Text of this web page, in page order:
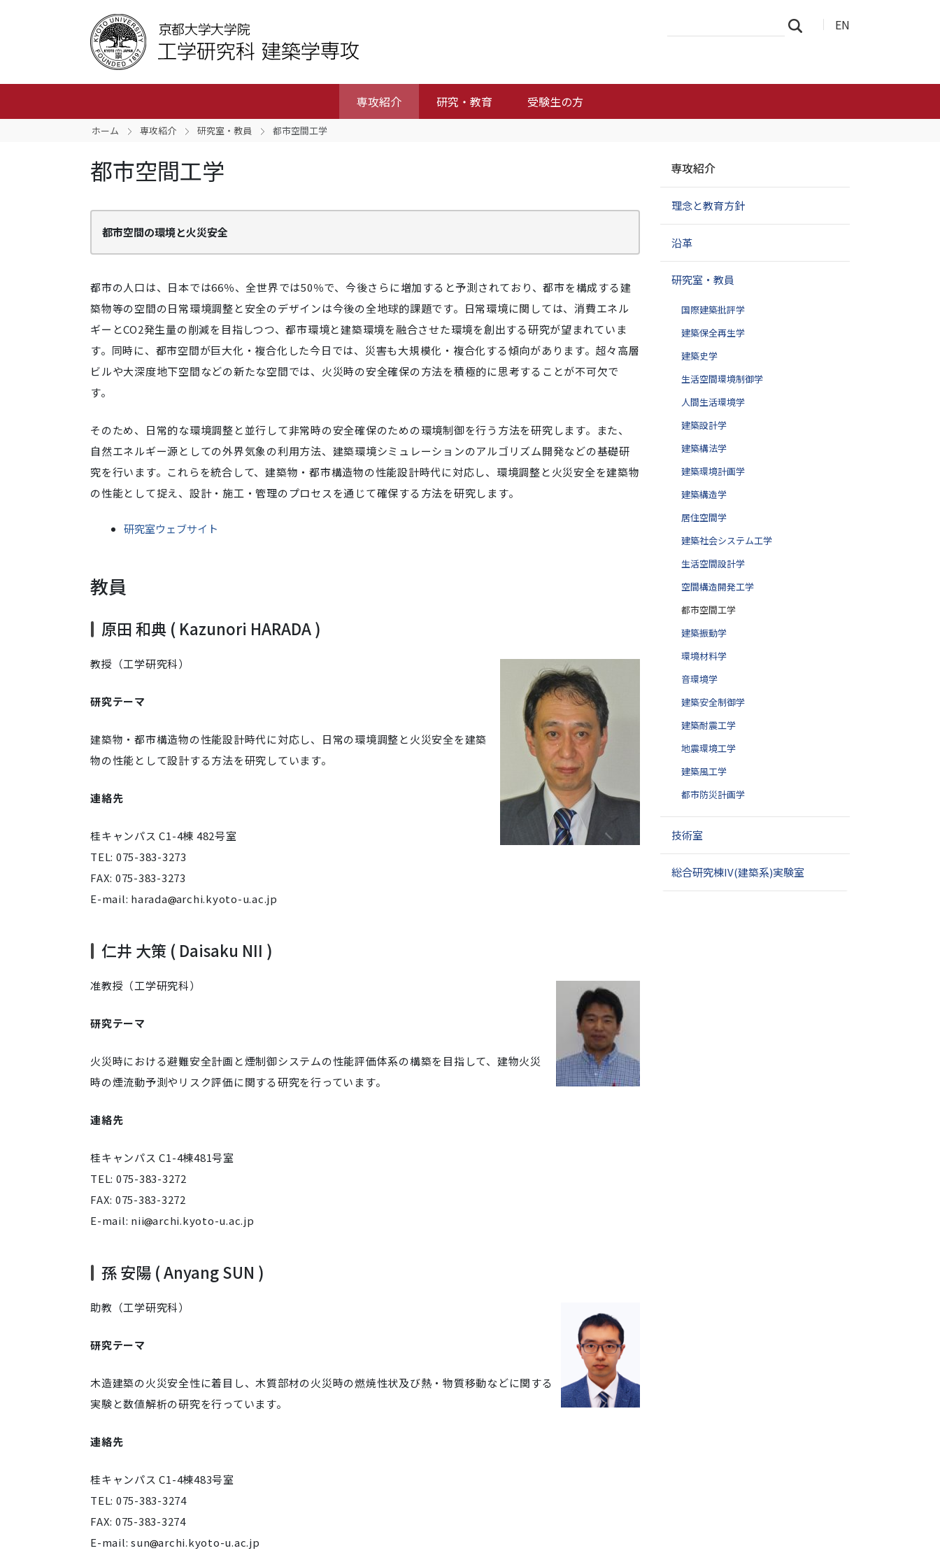
EN
専攻紹介 研究・教育 受験生の方
イ
細
ホーム 専攻紹介 研究室・教員 都市空間工学
都市空間工学
都市空間の環境と火災安全
都市の人口は、日本では66％、全世界では50％で、今後さらに増加すると予測されており、都市を構成する建
築物等の空間の日常環境調整と安全のデザインは今後の全地球的課題です。日常環境に関しては、消費エネル
ギーとCO2発生量の削減を目指しつつ、都市環境と建築環境を融合させた環境を創出する研究が望まれていま
す。同時に、都市空間が巨大化・複合化した今日では、災害も大規模化・複合化する傾向があります。超々高層
ビルや大深度地下空間などの新たな空間では、火災時の安全確保の方法を積極的に思考することが不可欠で
す。
そのため、日常的な環境調整と並行して非常時の安全確保のための環境制御を行う方法を研究します。また、
自然エネルギー源としての外界気象の利用方法、建築環境シミュレーションのアルゴリズム開発などの基礎研
究を行います。これらを統合して、建築物・都市構造物の性能設計時代に対応し、環境調整と火災安全を建築物
の性能として捉え、設計・施工・管理のプロセスを通じて確保する方法を研究します。
研究室ウェブサイト
教員
原田 和典 ( Kazunori HARADA )
教授（工学研究科）
研究テーマ
建築物・都市構造物の性能設計時代に対応し、日常の環境調整と火災安全を建築
物の性能として設計する方法を研究しています。
連絡先
桂キャンパス C1-4棟 482号室
TEL: 075-383-3273
FAX: 075-383-3273
E-mail: harada
archi.kyoto-u.ac.jp
仁井 大策 ( Daisaku NII )
准教授（工学研究科）
研究テーマ
火災時における避難安全計画と煙制御システムの性能評価体系の構築を目指して、建物火災
時の煙流動予測やリスク評価に関する研究を行っています。
連絡先
桂キャンパス C1-4棟481号室
TEL: 075-383-3272
FAX: 075-383-3272
E-mail: nii archi.kyoto-u.ac.jp
孫 安陽 ( Anyang SUN )
助教（工学研究科）
研究テーマ
木造建築の火災安全性に着目し、木質部材の火災時の燃焼性状及び熱・物質移動などに関する
実験と数値解析の研究を行っています。
連絡先
桂キャンパス C1-4棟483号室
TEL: 075-383-3274
FAX: 075-383-3274
E-mail: sun archi.kyoto-u.ac.jp
ゲ
シ
ン
専攻紹介
理念と教育方針
沿革
研究室・教員
国際建築批評学
建築保全再生学
建築史学
生活空間環境制御学
人間生活環境学
建築設計学
建築構法学
建築環境計画学
建築構造学
居住空間学
建築社会システム工学
生活空間設計学
空間構造開発工学
都市空間工学
建築振動学
環境材料学
音環境学
建築安全制御学
建築耐震工学
地震環境工学
建築風工学
都市防災計画学
技術室
総合研究棟IV(建築系)実験室